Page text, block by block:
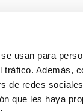
usan para
Además,
de redes
que les haya